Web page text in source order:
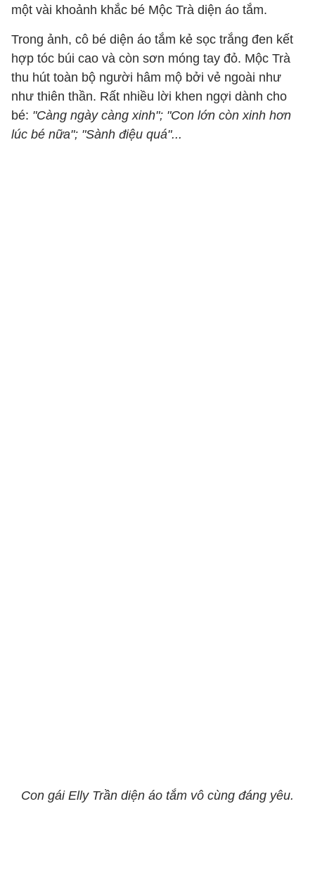
một vài khoảnh khắc bé Mộc Trà diện áo tắm.
Trong ảnh, cô bé diện áo tắm kẻ sọc trắng đen kết
hợp tóc búi cao và còn sơn móng tay đỏ. Mộc Trà
thu hút toàn bộ người hâm mộ bởi vẻ ngoài như
như thiên thần. Rất nhiều lời khen ngợi dành cho
bé: "Càng ngày càng xinh"; "Con lớn còn xinh hơn
lúc bé nữa"; "Sành điệu quá"...
Con gái Elly Trần diện áo tắm vô cùng đáng yêu.